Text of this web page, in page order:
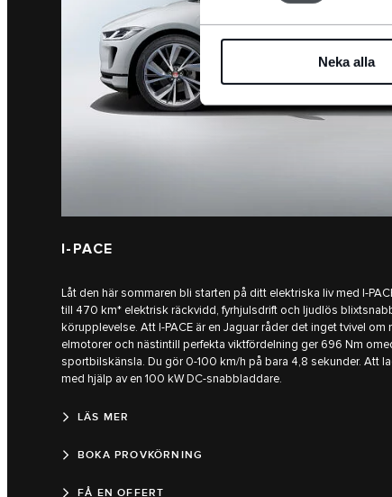
Neka alla
I-PACE
Låt den här sommaren bli starten på ditt elektriska liv med I-
till 470 km* elektrisk räckvidd, fyrhjulsdrift och ljudlös
körupplevelse. Att I-PACE är en Jaguar råder det inget tvivel
elmotorer och nästintill perfekta viktfördelning ger 696 Nm
sportbilskänsla. Du gör 0-100 km/h på bara 4,8 sekunder. Att
med hjälp av en 100 kW DC-snabbladdare.
LÄS MER
BOKA PROVKÖRNING
FÅ EN OFFERT